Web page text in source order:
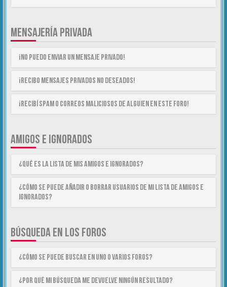
MENSAJERÍA PRIVADA
¡No puedo enviar un mensaje privado!
¡Recibo mensajes privados no deseados!
¡Recibí spam o correos maliciosos de alguien en este foro!
AMIGOS E IGNORADOS
¿Qué es la lista de Mis Amigos e Ignorados?
¿Cómo se puede añadir o borrar usuarios de mi lista de Amigos e
Ignorados?
BÚSQUEDA EN LOS FOROS
¿Cómo se puede buscar en uno o varios foros?
¿Por qué mi búsqueda me devuelve ningún resultado?